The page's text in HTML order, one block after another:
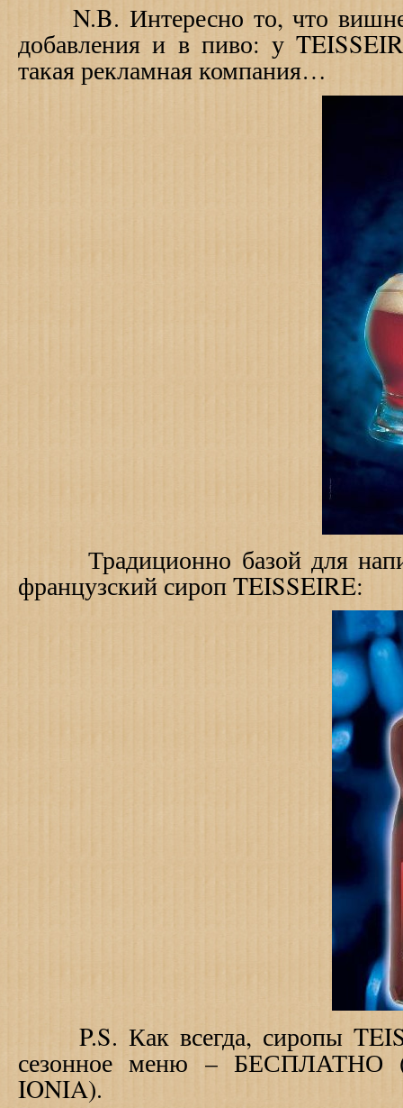
N.B. Интересно то, что
добавления и в пиво: у
такая рекламная компания…
Традиционно базой для
французский сиропTEISSEIRE:
P.S. Как всегда, сиропы
сезонное меню – БЕСПЛАТНО
IONIA).